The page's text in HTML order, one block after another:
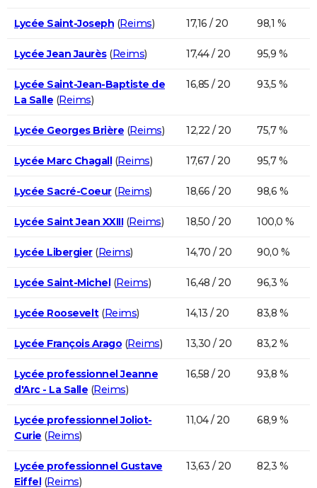
Lycée Saint-Joseph (Reims) 17,16 / 20 98,1 %
Lycée Jean Jaurès(Reims) 17,44 / 20 95,9 %
Lycée Saint-Jean-Baptiste de
La Salle (Reims)
16,85 / 20 93,5 %
Lycée Georges Brière (Reims) 12,22 / 20 75,7 %
Lycée Marc Chagall(Reims) 17,67 / 20 95,7 %
Lycée Sacré-Coeur(Reims) 18,66 / 20 98,6 %
Lycée Saint Jean XXIII(Reims) 18,50 / 20 100,0 %
Lycée Libergier(Reims) 14,70 / 20 90,0 %
Lycée Saint-Michel(Reims) 16,48 / 20 96,3 %
Lycée Roosevelt(Reims) 14,13 / 20 83,8 %
Lycée François Arago (Reims) 13,30 / 20 83,2 %
Lycée professionnel Jeanne
d'Arc - La Salle (Reims)
16,58 / 20 93,8 %
Lycée professionnel Joliot-
Curie (Reims)
11,04 / 20 68,9 %
Lycée professionnel Gustave
Eiffel(Reims)
13,63 / 20 82,3 %